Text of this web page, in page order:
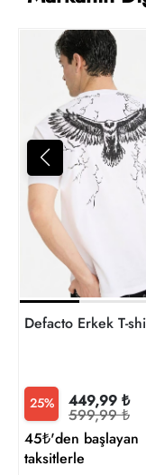
Defacto Erkek T-
25% 449,99 ₺
599,99 ₺
45₺'den başlayan
taksitlerle